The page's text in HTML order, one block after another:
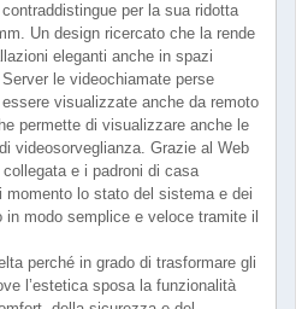
per la sua ridotta
Un design ricercato che la rende
eleganti anche in spazi
le videochiamate perse
visualizzate anche da remoto
permette di visualizzare anche le
videosorveglianza. Grazie al Web
e i padroni di casa
momento lo stato del sistema e dei
modo semplice e veloce tramite il
perché in grado di trasformare gli
l’estetica sposa la funzionalità